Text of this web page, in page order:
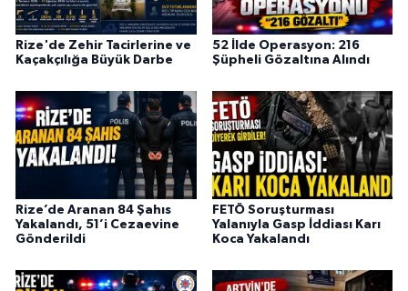
Rize'de Zehir Tacirlerine ve
Kaçakçılığa Büyük Darbe
52 İlde Operasyon: 216
Şüpheli Gözaltına Alındı
Rize’de Aranan 84 Şahıs
Yakalandı, 51’i Cezaevine
Gönderildi
FETÖ Soruşturması
Yalanıyla Gasp İddiası Karı
Koca Yakalandı